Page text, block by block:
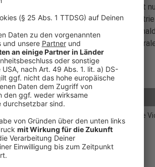
teilen und ansehen konnten. Nicht
schnell bekannt: Auch die
2005 knackte ein Werbespot mit
Million Aufrufen. Das Zeitalter der
| Roland Weihrauch
Fußballer der Welt, ist für das erste virale